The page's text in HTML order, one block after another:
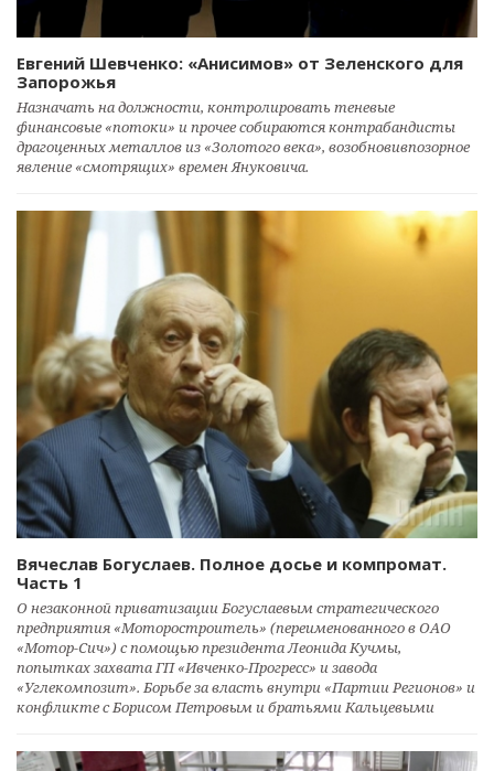
Евгений Шевченко: «Анисимов» от Зеленского для
Запорожья
Назначать на должности, контролировать теневые
финансовые «потоки» и прочее собираются контрабандисты
драгоценных металлов из «Золотого века», возобновивпозорное
явление «смотрящих» времен Януковича.
Вячеслав Богуслаев. Полное досье и компромат.
Часть 1
О незаконной приватизации Богуслаевым стратегического
предприятия «Моторостроитель» (переименованного в ОАО
«Мотор-Сич») с помощью президента Леонида Кучмы,
попытках захвата ГП «Ивченко-Прогресс» и завода
«Углекомпозит». Борьбе за власть внутри «Партии Регионов» и
конфликте с Борисом Петровым и братьями Кальцевыми